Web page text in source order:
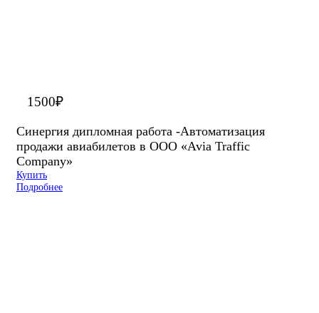
1500₽
Синергия дипломная работа -Автоматизация
продажи авиабилетов в ООО «Avia Traffic
Company»
Купить
Подробнее